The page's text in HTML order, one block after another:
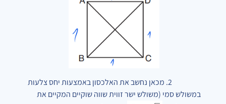
2. מכאן נחשב את האלכסון באמצעות יחס צלעות
במשולש סמי (משולש ישר זווית שווה שוקיים המקיים את